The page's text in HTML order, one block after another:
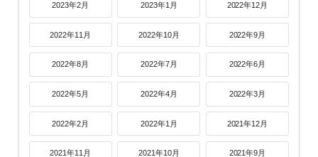
2023年2月 2023年1月 2022年12月
2022年11月 2022年10月 2022年9月
2022年8月 2022年7月 2022年6月
2022年5月 2022年4月 2022年3月
2022年2月 2022年1月 2021年12月
2021年11月 2021年10月 2021年9月